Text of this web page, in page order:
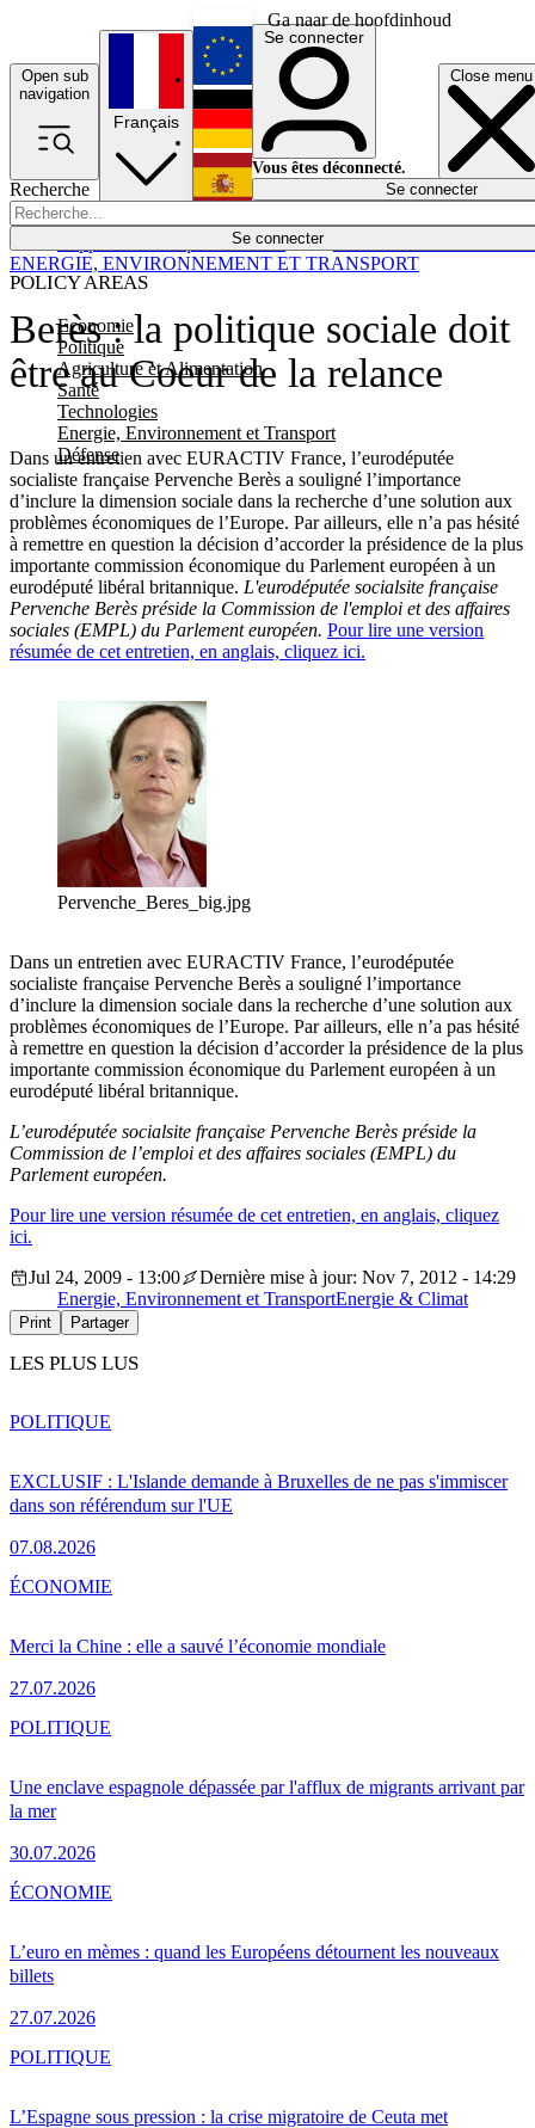
Ga naar de hoofdinhoud
Open sub
navigation
Close menu
Recherche
Se connecter
POLICY AREAS
Economie
Politique
Agriculture et Alimentation
Santé
Technologies
Energie, Environnement et Transport
Défense
Économie
Français
English
Deutsch
Español
Se connecter
Vous êtes déconnecté.
Se connecter
Berès : la politique sociale doit
être au Coeur de la relance
Dans un entretien avec EURACTIV France, l’eurodéputée
socialiste française Pervenche Berès a souligné l’importance
d’inclure la dimension sociale dans la recherche d’une solution aux
problèmes économiques de l’Europe. Par ailleurs, elle n’a pas hésité
à remettre en question la décision d’accorder la présidence de la plus
importante commission économique du Parlement européen à un
eurodéputé libéral britannique. L'eurodéputée socialsite française
Pervenche Berès préside la Commission de l'emploi et des affaires
sociales (EMPL) du Parlement européen. Pour lire une version
résumée de cet entretien, en anglais, cliquez ici.
ENERGIE, ENVIRONNEMENT ET TRANSPORT
Pervenche_Beres_big.jpg
Dans un entretien avec EURACTIV France, l’eurodéputée
socialiste française Pervenche Berès a souligné l’importance
d’inclure la dimension sociale dans la recherche d’une solution aux
problèmes économiques de l’Europe. Par ailleurs, elle n’a pas hésité
à remettre en question la décision d’accorder la présidence de la plus
importante commission économique du Parlement européen à un
eurodéputé libéral britannique.
L’eurodéputée socialsite française Pervenche Berès préside la
Commission de l’emploi et des affaires sociales (EMPL) du
Parlement européen.
Pour lire une version résumée de cet entretien, en anglais, cliquez
ici.
Jul 24, 2009 - 13:00
Dernière mise à jour: Nov 7, 2012 - 14:29
Energie, Environnement et TransportEnergie & Climat
Print Partager
LES PLUS LUS
EXCLUSIF : L'Islande demande à Bruxelles de ne pas s'immiscer
dans son référendum sur l'UE
07.08.2026
POLITIQUE
Merci la Chine : elle a sauvé l’économie mondiale
27.07.2026
ÉCONOMIE
Une enclave espagnole dépassée par l'afflux de migrants arrivant par
la mer
30.07.2026
POLITIQUE
L’euro en mèmes : quand les Européens détournent les nouveaux
billets
27.07.2026
ÉCONOMIE
L’Espagne sous pression : la crise migratoire de Ceuta met
POLITIQUE